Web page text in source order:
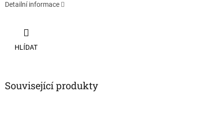
Detailní informace
HLÍDAT
Související produkty